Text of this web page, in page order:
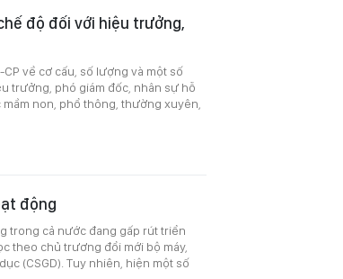
độ đối với hiệu trưởng,
về cơ cấu, số lượng và một số
trưởng, phó giám đốc, nhân sự hỗ
non, phổ thông, thường xuyên,
động
trong cả nước đang gấp rút triển
theo chủ trương đổi mới bộ máy,
(CSGD). Tuy nhiên, hiện một số